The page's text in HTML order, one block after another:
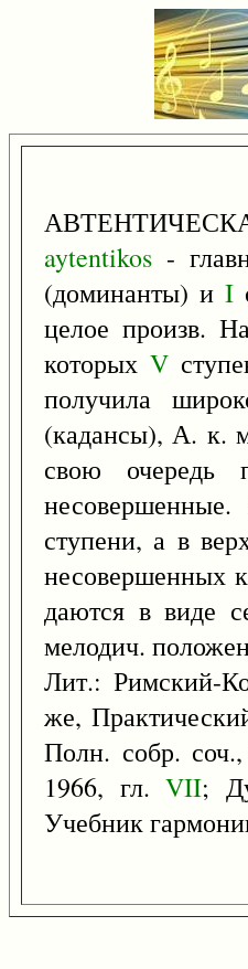
aytentikos -
(доминанты) и I
целое произв.
которых V
получила
(кадансы), А. к.
свою очередь
ступени, а в
несовершенных
даются в виде
мелодич.
Лит.: Римский-
же,
Полн. собр.
1966, гл. VII;
Учебник